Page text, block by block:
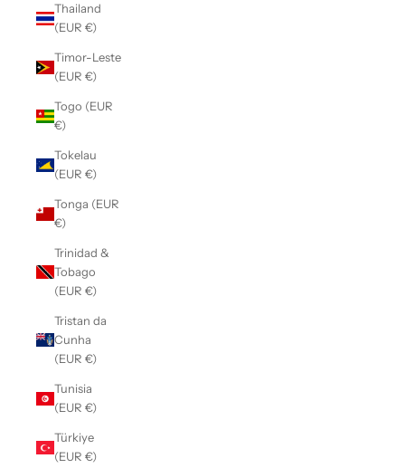
Thailand
(EUR €)
Timor-Leste
(EUR €)
Togo (EUR
€)
Tokelau
(EUR €)
Tonga (EUR
€)
Trinidad &
Tobago
(EUR €)
Tristan da
Cunha
(EUR €)
Tunisia
(EUR €)
Türkiye
(EUR €)